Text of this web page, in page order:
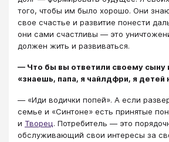
того, чтобы им было хорошо. Они
свое счастье и развитие понести
они сами счастливы — это
должен жить и развиваться.
— Что бы вы ответили своему сыну
«знаешь, папа, я чайлдфри, я детей
— «Иди водички попей». А если
семье и «Синтоне» есть принятые
и Творец. Потребитель — это
обслуживающий свои интересы за